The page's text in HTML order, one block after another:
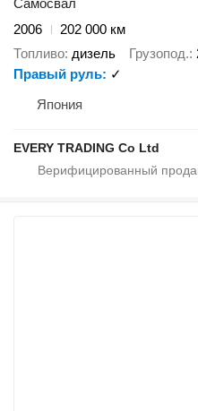
Самосвал
2006
202 000 км
Топливо дизель Грузопод.
Правый руль
✓
Япония
EVERY TRADING Co Ltd